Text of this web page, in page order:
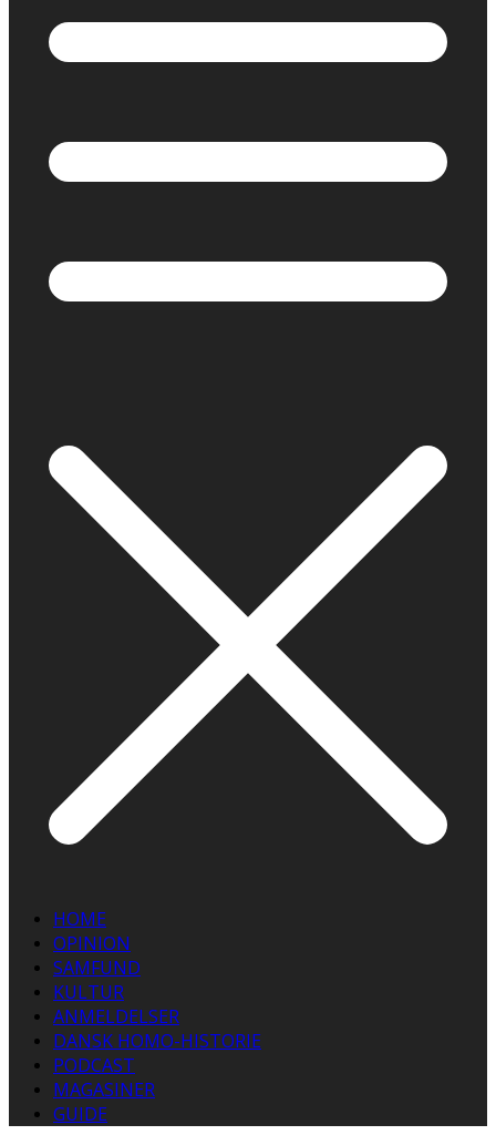
HOME
OPINION
SAMFUND
KULTUR
ANMELDELSER
DANSK HOMO-HISTORIE
PODCAST
MAGASINER
GUIDE